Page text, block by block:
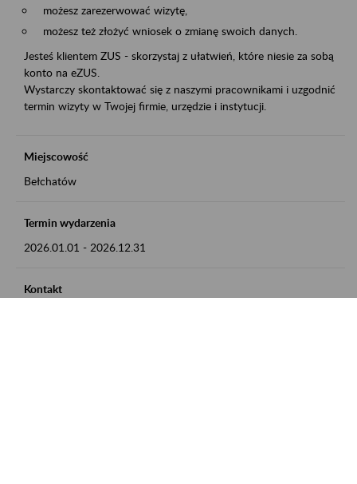
możesz zarezerwować wizytę,
możesz też złożyć wniosek o zmianę swoich danych.
Jesteś klientem ZUS - skorzystaj z ułatwień, które niesie za sobą
konto na eZUS.
Wystarczy skontaktować się z naszymi pracownikami i uzgodnić
termin wizyty w Twojej firmie, urzędzie i instytucji.
Miejscowość
Bełchatów
Termin wydarzenia
2026.01.01 - 2026.12.31
Kontakt